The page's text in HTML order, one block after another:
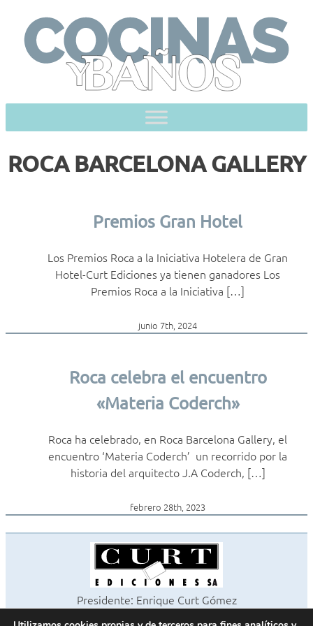
content
ROCA BARCELONA GALLERY
Premios Gran Hotel
Los Premios Roca a la Iniciativa Hotelera de Gran
Hotel-Curt Ediciones ya tienen ganadores Los
Premios Roca a la Iniciativa […]
junio 7th, 2024
Roca celebra el encuentro
«Materia Coderch»
Roca ha celebrado, en Roca Barcelona Gallery, el
encuentro ‘Materia Coderch’ un recorrido por la
historia del arquitecto J.A Coderch, […]
febrero 28th, 2023
Presidente: Enrique Curt Gómez